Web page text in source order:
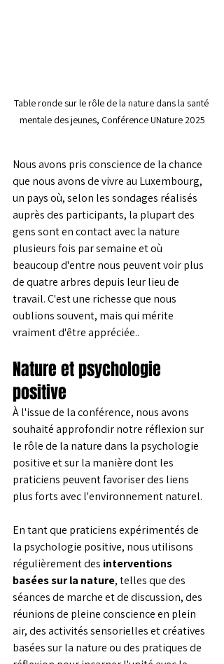
Table ronde sur le rôle de la nature dans la santé
mentale des jeunes, Conférence UNature 2025
Nous avons pris conscience de la chance
que nous avons de vivre au Luxembourg,
un pays où, selon les sondages réalisés
auprès des participants, la plupart des
gens sont en contact avec la nature
plusieurs fois par semaine et où
beaucoup d'entre nous peuvent voir plus
de quatre arbres depuis leur lieu de
travail. C'est une richesse que nous
oublions souvent, mais qui mérite
vraiment d'être appréciée..
Nature et psychologie
positive
À l'issue de la conférence, nous avons
souhaité approfondir notre réflexion sur
le rôle de la nature dans la psychologie
positive et sur la manière dont les
praticiens peuvent favoriser des liens
plus forts avec l'environnement naturel.
En tant que praticiens expérimentés de
la psychologie positive, nous utilisons
régulièrement des interventions
basées sur la nature, telles que des
séances de marche et de discussion, des
réunions de pleine conscience en plein
air, des activités sensorielles et créatives
basées sur la nature ou des pratiques de